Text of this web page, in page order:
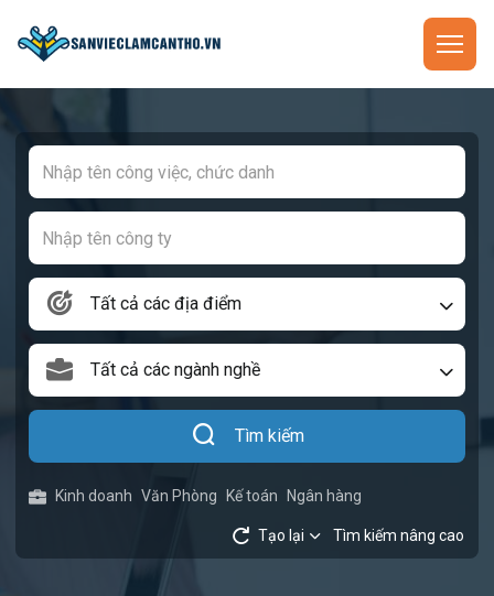
Tất cả các địa điểm
Tất cả các ngành nghề
Tìm kiếm
Kinh doanh Văn Phòng Kế toán Ngân hàng
Tạo lại Tìm kiếm nâng cao